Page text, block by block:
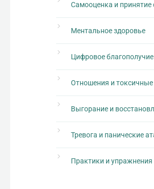
Самооценка и принятие
Ментальное здоровье
Цифровое благополучие
Отношения и токсичные
Выгорание и
Тревога и панические
Практики и упражнения